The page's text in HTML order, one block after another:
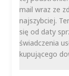
mail wraz ze
najszybciej.
się od daty
świadczenia
kupującego